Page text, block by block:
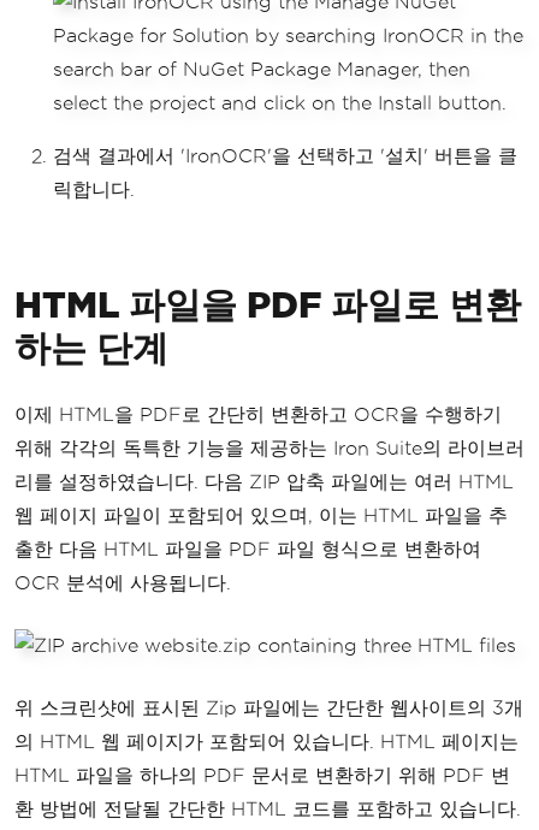
검색 결과에서 'IronOCR'을 선택하고 '설치' 버튼을 클
릭합니다.
HTML 파일을 PDF 파일로 변환
하는 단계
이제 HTML을 PDF로 간단히 변환하고 OCR을 수행하기
위해 각각의 독특한 기능을 제공하는 Iron Suite의 라이브러
리를 설정하였습니다. 다음 ZIP 압축 파일에는 여러 HTML
웹 페이지 파일이 포함되어 있으며, 이는 HTML 파일을 추
출한 다음 HTML 파일을 PDF 파일 형식으로 변환하여
OCR 분석에 사용됩니다.
위 스크린샷에 표시된 Zip 파일에는 간단한 웹사이트의 3개
의 HTML 웹 페이지가 포함되어 있습니다. HTML 페이지는
HTML 파일을 하나의 PDF 문서로 변환하기 위해 PDF 변
환 방법에 전달될 간단한 HTML 코드를 포함하고 있습니다.